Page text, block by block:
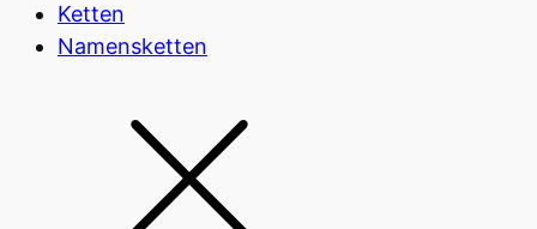
Ketten
Namensketten